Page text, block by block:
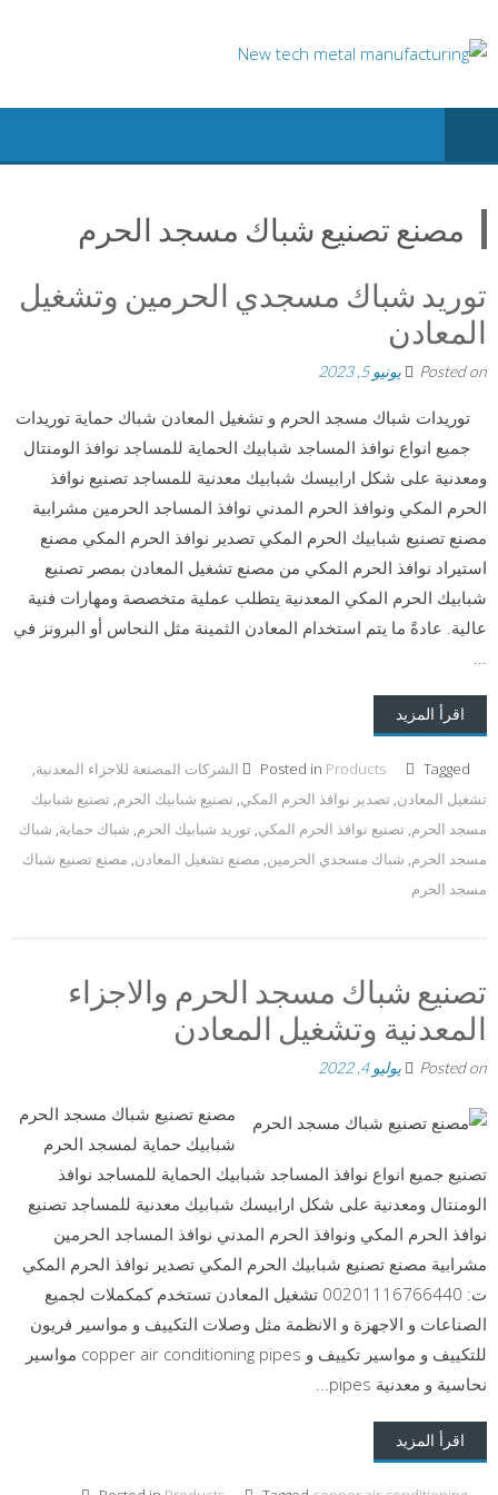
to
مصنع تصنيع شباك مسجد الحرم
توريد شباك مسجدي الحرمين وتشغيل
المعادن
Posted on يونيو 5, 2023
توريدات شباك مسجد الحرم و تشغيل المعادن شباك حماية توريدات
جميع انواع نوافذ المساجد شبابيك الحماية للمساجد نوافذ الومنتال
ومعدنية على شكل ارابيسك شبابيك معدنية للمساجد تصنيع نوافذ
الحرم المكي ونوافذ الحرم المدني نوافذ المساجد الحرمين مشرابية
مصنع تصنيع شبابيك الحرم المكي تصدير نوافذ الحرم المكي مصنع
استيراد نوافذ الحرم المكي من مصنع تشغيل المعادن بمصر تصنيع
شبابيك الحرم المكي المعدنية يتطلب عملية متخصصة ومهارات فنية
عالية. عادةً ما يتم استخدام المعادن الثمينة مثل النحاس أو البرونز في
...
اقرأ المزيد
Posted in Products Tagged الشركات المصنعة للاجزاء المعدنية,
تشغيل المعادن, تصدير نوافذ الحرم المكي, تصنيع شبابيك الحرم, تصنيع شبابيك
مسجد الحرم, تصنيع نوافذ الحرم المكي, توريد شبابيك الحرم, شباك حماية, شباك
مسجد الحرم, شباك مسجدي الحرمين, مصنع تشغيل المعادن, مصنع تصنيع شباك
مسجد الحرم
تصنيع شباك مسجد الحرم والاجزاء
المعدنية وتشغيل المعادن
Posted on يوليو 4, 2022
مصنع تصنيع شباك مسجد الحرم
شبابيك حماية لمسجد الحرم
تصنيع جميع انواع نوافذ المساجد شبابيك الحماية للمساجد نوافذ
الومنتال ومعدنية على شكل ارابيسك شبابيك معدنية للمساجد تصنيع
نوافذ الحرم المكي ونوافذ الحرم المدني نوافذ المساجد الحرمين
مشرابية مصنع تصنيع شبابيك الحرم المكي تصدير نوافذ الحرم المكي
ت: 00201116766440 تشغيل المعادن تستخدم كمكملات لجميع
الصناعات و الاجهزة و الانظمة مثل وصلات التكييف و مواسير فريون
للتكييف و مواسير تكييف و copper air conditioning pipes مواسير
نحاسية و معدنية pipes...
اقرأ المزيد